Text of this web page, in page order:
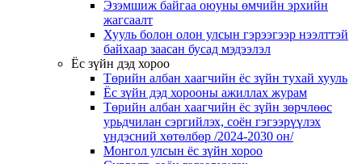
Эзэмшиж байгаа оюуны өмчийн эрхийн
жагсаалт
Хууль болон олон улсын гэрээгээр нээлттэй
байхаар заасан бусад мэдээлэл
Ёс зүйн дэд хороо
Төрийн албан хаагчийн ёс зүйн тухай хууль
Ёс зүйн дэд хорооны ажиллах журам
Төрийн албан хаагчийн ёс зүйн зөрчлөөс
урьдчилан сэргийлэх, соён гэгээрүүлэх
үндэсний хөтөлбөр /2024-2030 он/
Монгол улсын ёс зүйн хороо